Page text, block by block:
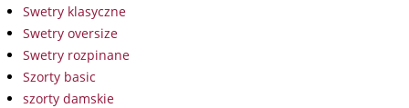
Swetry klasyczne
Swetry oversize
Swetry rozpinane
Szorty basic
szorty damskie